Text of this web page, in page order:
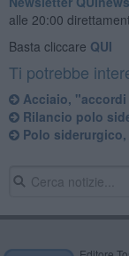
alle 20:00
Basta cliccare QUI
Ti potrebbe
Acciaio, "accordi
Rilancio polo
Polo